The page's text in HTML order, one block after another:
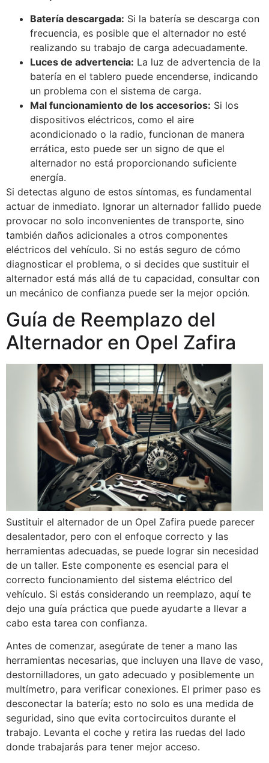
Batería descargada: Si la batería se descarga con
frecuencia, es posible que el alternador no esté
realizando su trabajo de carga adecuadamente.
Luces de advertencia: La luz de advertencia de la
batería en el tablero puede encenderse, indicando
un problema con el sistema de carga.
Mal funcionamiento de los accesorios: Si los
dispositivos eléctricos, como el aire
acondicionado o la radio, funcionan de manera
errática, esto puede ser un signo de que el
alternador no está proporcionando suficiente
energía.
Si detectas alguno de estos síntomas, es fundamental
actuar de inmediato. Ignorar un alternador fallido puede
provocar no solo inconvenientes de transporte, sino
también daños adicionales a otros componentes
eléctricos del vehículo. Si no estás seguro de cómo
diagnosticar el problema, o si decides que sustituir el
alternador está más allá de tu capacidad, consultar con
un mecánico de confianza puede ser la mejor opción.
Guía de Reemplazo del
Alternador en Opel Zafira
Sustituir el alternador de un Opel Zafira puede parecer
desalentador, pero con el enfoque correcto y las
herramientas adecuadas, se puede lograr sin necesidad
de un taller. Este componente es esencial para el
correcto funcionamiento del sistema eléctrico del
vehículo. Si estás considerando un reemplazo, aquí te
dejo una guía práctica que puede ayudarte a llevar a
cabo esta tarea con confianza.
Antes de comenzar, asegúrate de tener a mano las
herramientas necesarias, que incluyen una llave de vaso,
destornilladores, un gato adecuado y posiblemente un
multímetro, para verificar conexiones. El primer paso es
desconectar la batería; esto no solo es una medida de
seguridad, sino que evita cortocircuitos durante el
trabajo. Levanta el coche y retira las ruedas del lado
donde trabajarás para tener mejor acceso.